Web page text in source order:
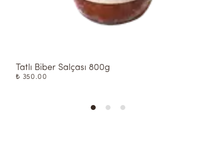
Tatlı Biber Salçası 800g
₺ 350.00